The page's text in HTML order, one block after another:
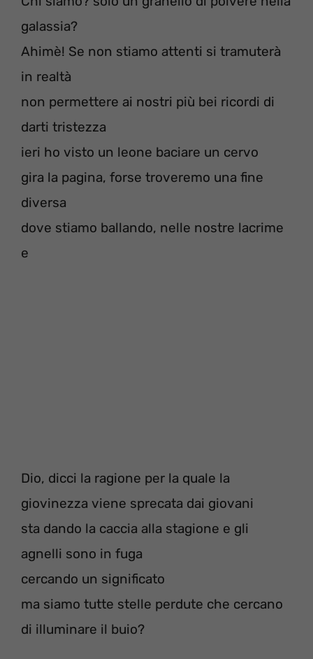
galassia?
Ahimè! Se non stiamo attenti si tramuterà
in realtà
non permettere ai nostri più bei ricordi di
darti tristezza
ieri ho visto un leone baciare un cervo
gira la pagina, forse troveremo una fine
diversa
dove stiamo ballando, nelle nostre lacrime
e
Dio, dicci la ragione per la quale la
giovinezza viene sprecata dai giovani
sta dando la caccia alla stagione e gli
agnelli sono in fuga
cercando un significato
ma siamo tutte stelle perdute che cercano
di illuminare il buio?